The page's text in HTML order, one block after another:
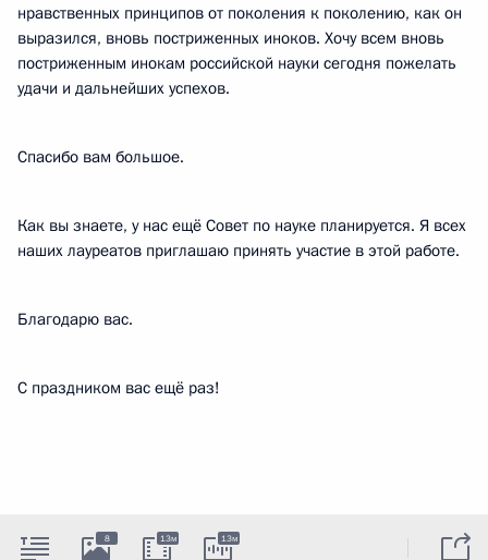
нравственных принципов от поколения к поколению, как он
выразился, вновь постриженных иноков. Хочу всем вновь
постриженным инокам российской науки сегодня пожелать
удачи и дальнейших успехов.
Спасибо вам большое.
Как вы знаете, у нас ещё Совет по науке планируется. Я всех
наших лауреатов приглашаю принять участие в этой работе.
Благодарю вас.
С праздником вас ещё раз!
8 13м 13м